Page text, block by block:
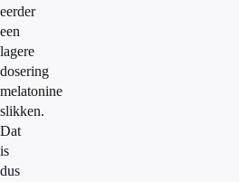
eerder
een
lagere
dosering
melatonine
slikken.
Dat
is
dus